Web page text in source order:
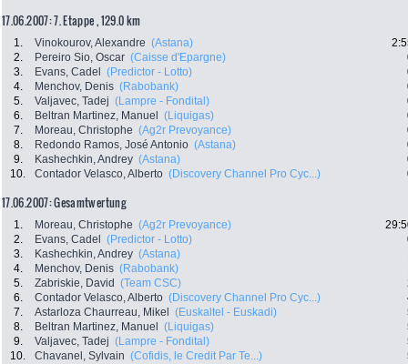
17.06.2007: 7. Etappe , 129.0 km
1. Vinokourov, Alexandre (Astana)
2.
Pereiro Sio, Oscar (Caisse d'Epargne)
3.
Evans, Cadel (Predictor - Lotto)
4.
Menchov, Denis (Rabobank)
5.
Valjavec, Tadej (Lampre - Fondital)
6.
Beltran Martinez, Manuel (Liquigas)
7.
Moreau, Christophe (Ag2r Prevoyance)
8.
Redondo Ramos, José Antonio (Astana)
9.
Kashechkin, Andrey (Astana)
10.
Contador Velasco, Alberto (Discovery Channel Pro Cyc...)
17.06.2007: Gesamtwertung
1. Moreau, Christophe (Ag2r Prevoyance)
2.
Evans, Cadel (Predictor - Lotto)
3.
Kashechkin, Andrey (Astana)
4.
Menchov, Denis (Rabobank)
5.
Zabriskie, David (Team CSC)
6.
Contador Velasco, Alberto (Discovery Channel Pro Cyc...)
7.
Astarloza Chaurreau, Mikel (Euskaltel - Euskadi)
8.
Beltran Martinez, Manuel (Liquigas)
9.
Valjavec, Tadej (Lampre - Fondital)
10.
Chavanel, Sylvain (Cofidis, le Credit Par Te...)